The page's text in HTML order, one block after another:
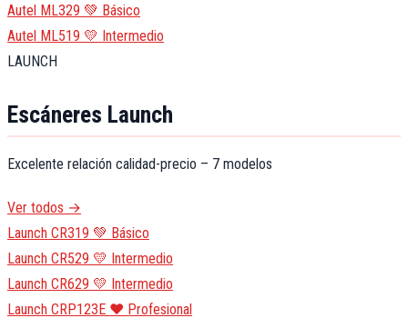
Autel ML329 💚 Básico
Autel ML519 💛 Intermedio
LAUNCH
Escáneres Launch
Excelente relación calidad-precio – 7 modelos
Ver todos →
Launch CR319 💚 Básico
Launch CR529 💛 Intermedio
Launch CR629 💛 Intermedio
Launch CRP123E ❤️ Profesional